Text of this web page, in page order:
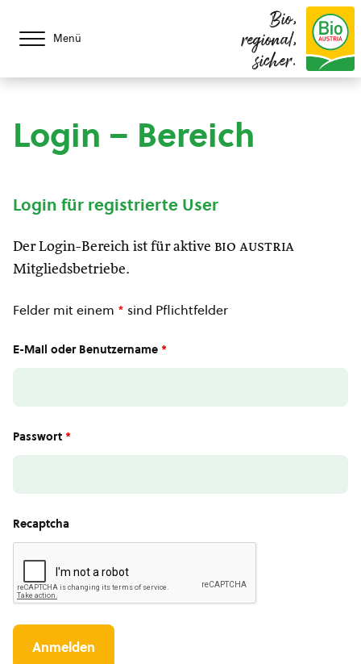
Menü
Bio,
regional,
sicher.
Login – Bereich
Login für registrierte User
Der Login-Bereich ist für aktive bio austria
Mitgliedsbetriebe.
Felder mit einem * sind Pflichtfelder
E-Mail oder Benutzername *
Passwort *
Recaptcha